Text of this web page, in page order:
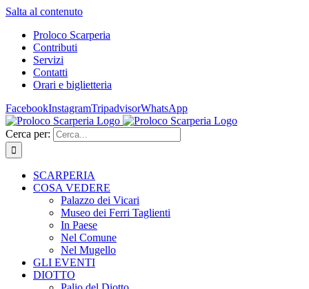
Salta al contenuto
Proloco Scarperia
Contributi
Servizi
Contatti
Orari e biglietteria
FacebookInstagramTripadvisorWhatsApp
Cerca per:
SCARPERIA
COSA VEDERE
Palazzo dei Vicari
Museo dei Ferri Taglienti
In Paese
Nel Comune
Nel Mugello
GLI EVENTI
DIOTTO